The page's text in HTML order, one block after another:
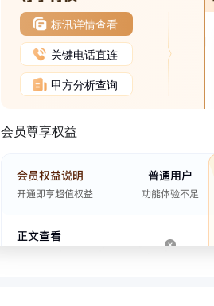
标讯详情查看
关键电话直连
甲方分析查询
会员尊享权益